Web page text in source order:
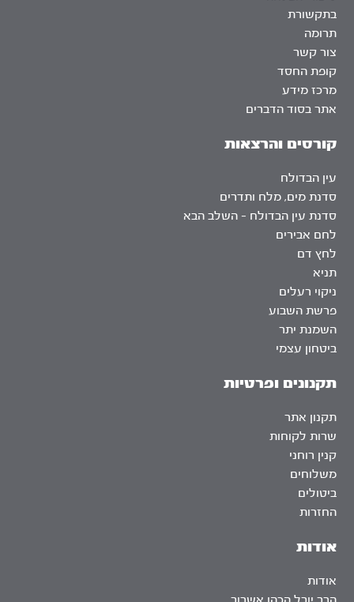
אודות
אודות
בתקשורת
תרומה
צור קשר
קופת החסד
מרכז מידע
אתר בסוד הדברים
קורסים והרצאות
עין הבדולח
סדנת מים, מלח ותדרים
סדנת עין הבדולח – השלב הבא
לחם אבירים
לחץ דם
תניא
ניקוי רעלים
פרשת השבוע
השמנת יתר
ביטחון עצמי
תקנונים ופרטיות
תקנון אתר
שרות לקוחות
קנין רוחני
משלוחים
ביטולים
החזרות